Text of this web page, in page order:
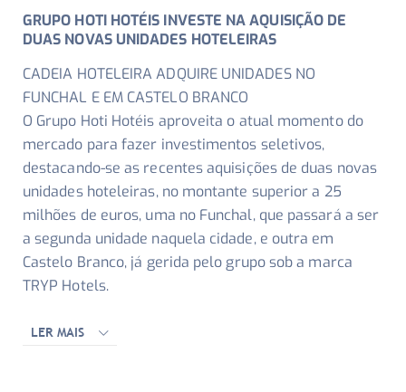
GRUPO HOTI HOTÉIS INVESTE NA AQUISIÇÃO DE
DUAS NOVAS UNIDADES HOTELEIRAS
CADEIA HOTELEIRA ADQUIRE UNIDADES NO
FUNCHAL E EM CASTELO BRANCO
O Grupo Hoti Hotéis aproveita o atual momento do
mercado para fazer investimentos seletivos,
destacando-se as recentes aquisições de duas novas
unidades hoteleiras, no montante superior a 25
milhões de euros, uma no Funchal, que passará a ser
a segunda unidade naquela cidade, e outra em
Castelo Branco, já gerida pelo grupo sob a marca
TRYP Hotels.
LER MAIS